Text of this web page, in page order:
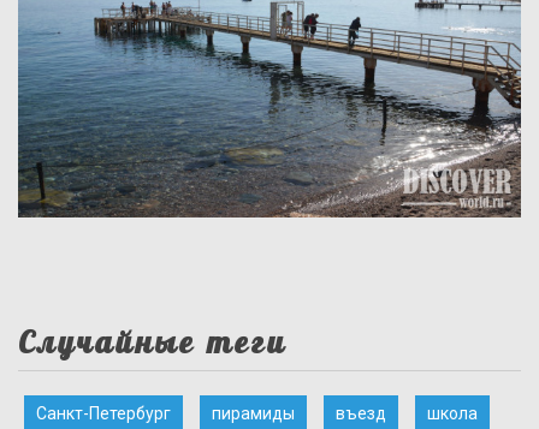
Случайные теги
Санкт-Петербург пирамиды въезд школа